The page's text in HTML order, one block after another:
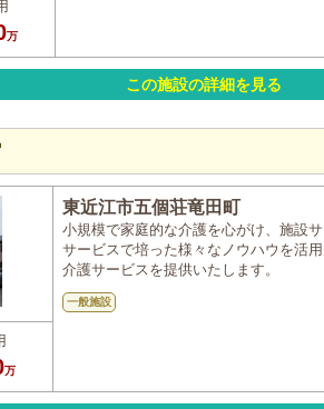
万
この施設の詳細を見る
東近江市五個荘竜田町
小規模で家庭的な介護を心がけ、施設
サービスで培った様々なノウハウを活
介護サービスを提供いたします。
一般施設
万